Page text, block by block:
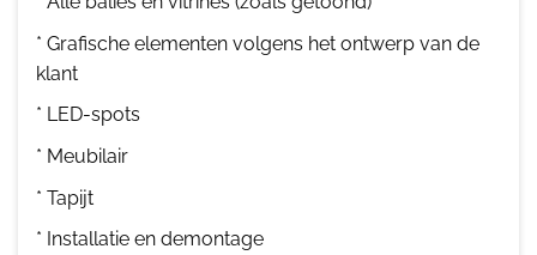
* Grafische elementen volgens het ontwerp van de
klant
* LED-spots
* Meubilair
* Tapijt
* Installatie en demontage